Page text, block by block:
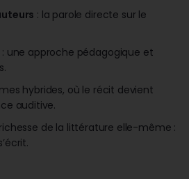
: la parole directe sur le
: une approche pédagogique et
hybrides, où le récit devient
auditive.
de la littérature elle-même :